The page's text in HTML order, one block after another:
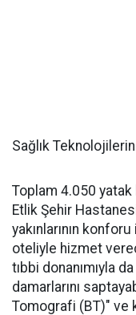
Sağlık
Toplam 4.050
Etlik Şehir
yakınlarının
oteliyle hizmet
tıbbi donanımıyla
damarlarını
Tomografi (BT)" ve